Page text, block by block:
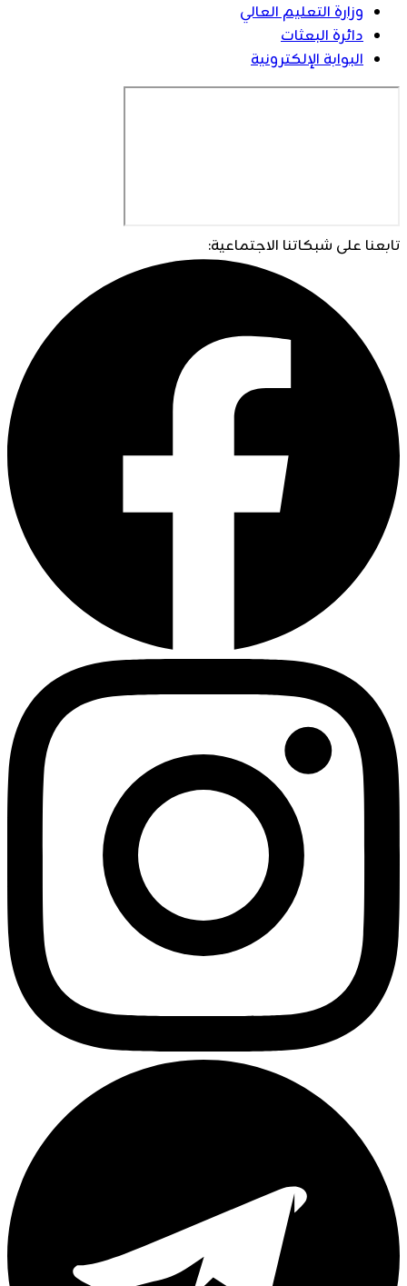
وزارة التعليم العالي
دائرة البعثات
البوابة الإلكترونية
تابعنا على شبكاتنا الاجتماعية: